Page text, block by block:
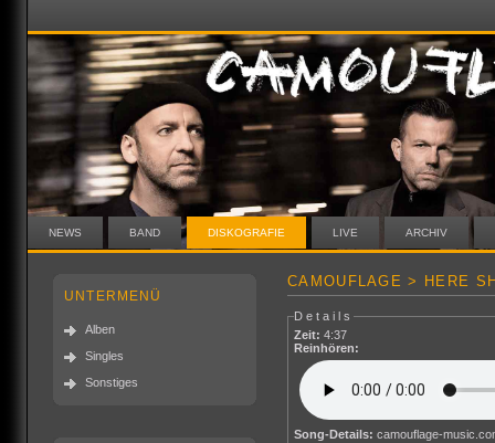
NEWS BAND DISKOGRAFIE LIVE ARCHIV
UNTERMENÜ
Alben
Singles
Sonstiges
CAMOUFLAGE > HERE
Details
Zeit: 4:37
Reinhören:
Song-Details: camouflage-